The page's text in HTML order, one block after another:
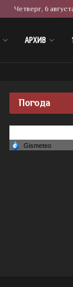
Четверг, 6
АРХИВ
Погода